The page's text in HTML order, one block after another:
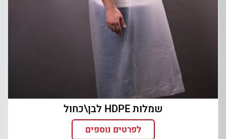
שמלות HDPE לבן\כחול
לפרטים נוספים